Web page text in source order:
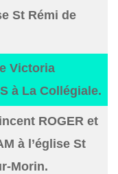
St Rémi de
Victoria
à La Collégiale.
ROGER et
à l’église St
Morin.